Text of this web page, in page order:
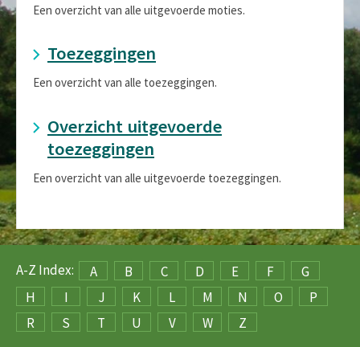
Een overzicht van alle uitgevoerde moties.
Toezeggingen
Een overzicht van alle toezeggingen.
Overzicht uitgevoerde
toezeggingen
Een overzicht van alle uitgevoerde toezeggingen.
A-Z Index: A B C D E F
G
H
I J K L M N O
P
R
S T U V W Z